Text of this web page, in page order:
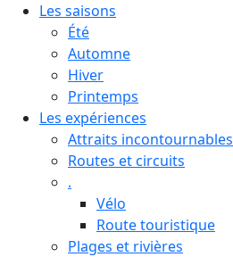
Les saisons
Été
Automne
Hiver
Printemps
Les expériences
Attraits incontournables
Routes et circuits
.
Vélo
Route touristique
Plages et rivières